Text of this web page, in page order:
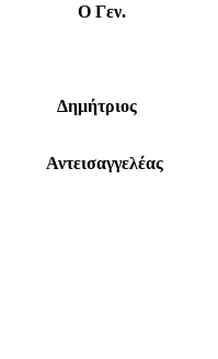
Ο Γεν.
Δημήτριος